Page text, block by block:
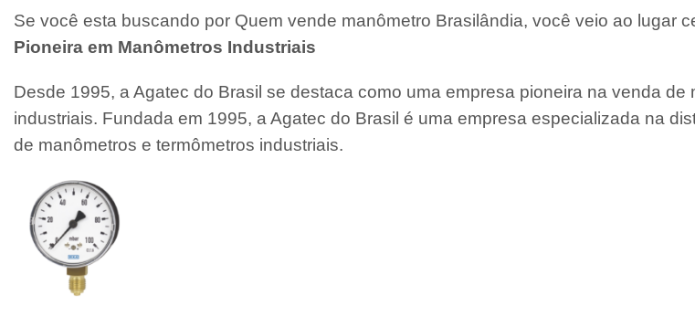
Se você esta buscando por Quem vende manômetro Brasilândia, você veio ao lugar
Pioneira em Manômetros Industriais
Desde 1995, a Agatec do Brasil se destaca como uma empresa pioneira na venda de
industriais. Fundada em 1995, a Agatec do Brasil é uma empresa especializada na
de manômetros e termômetros industriais.